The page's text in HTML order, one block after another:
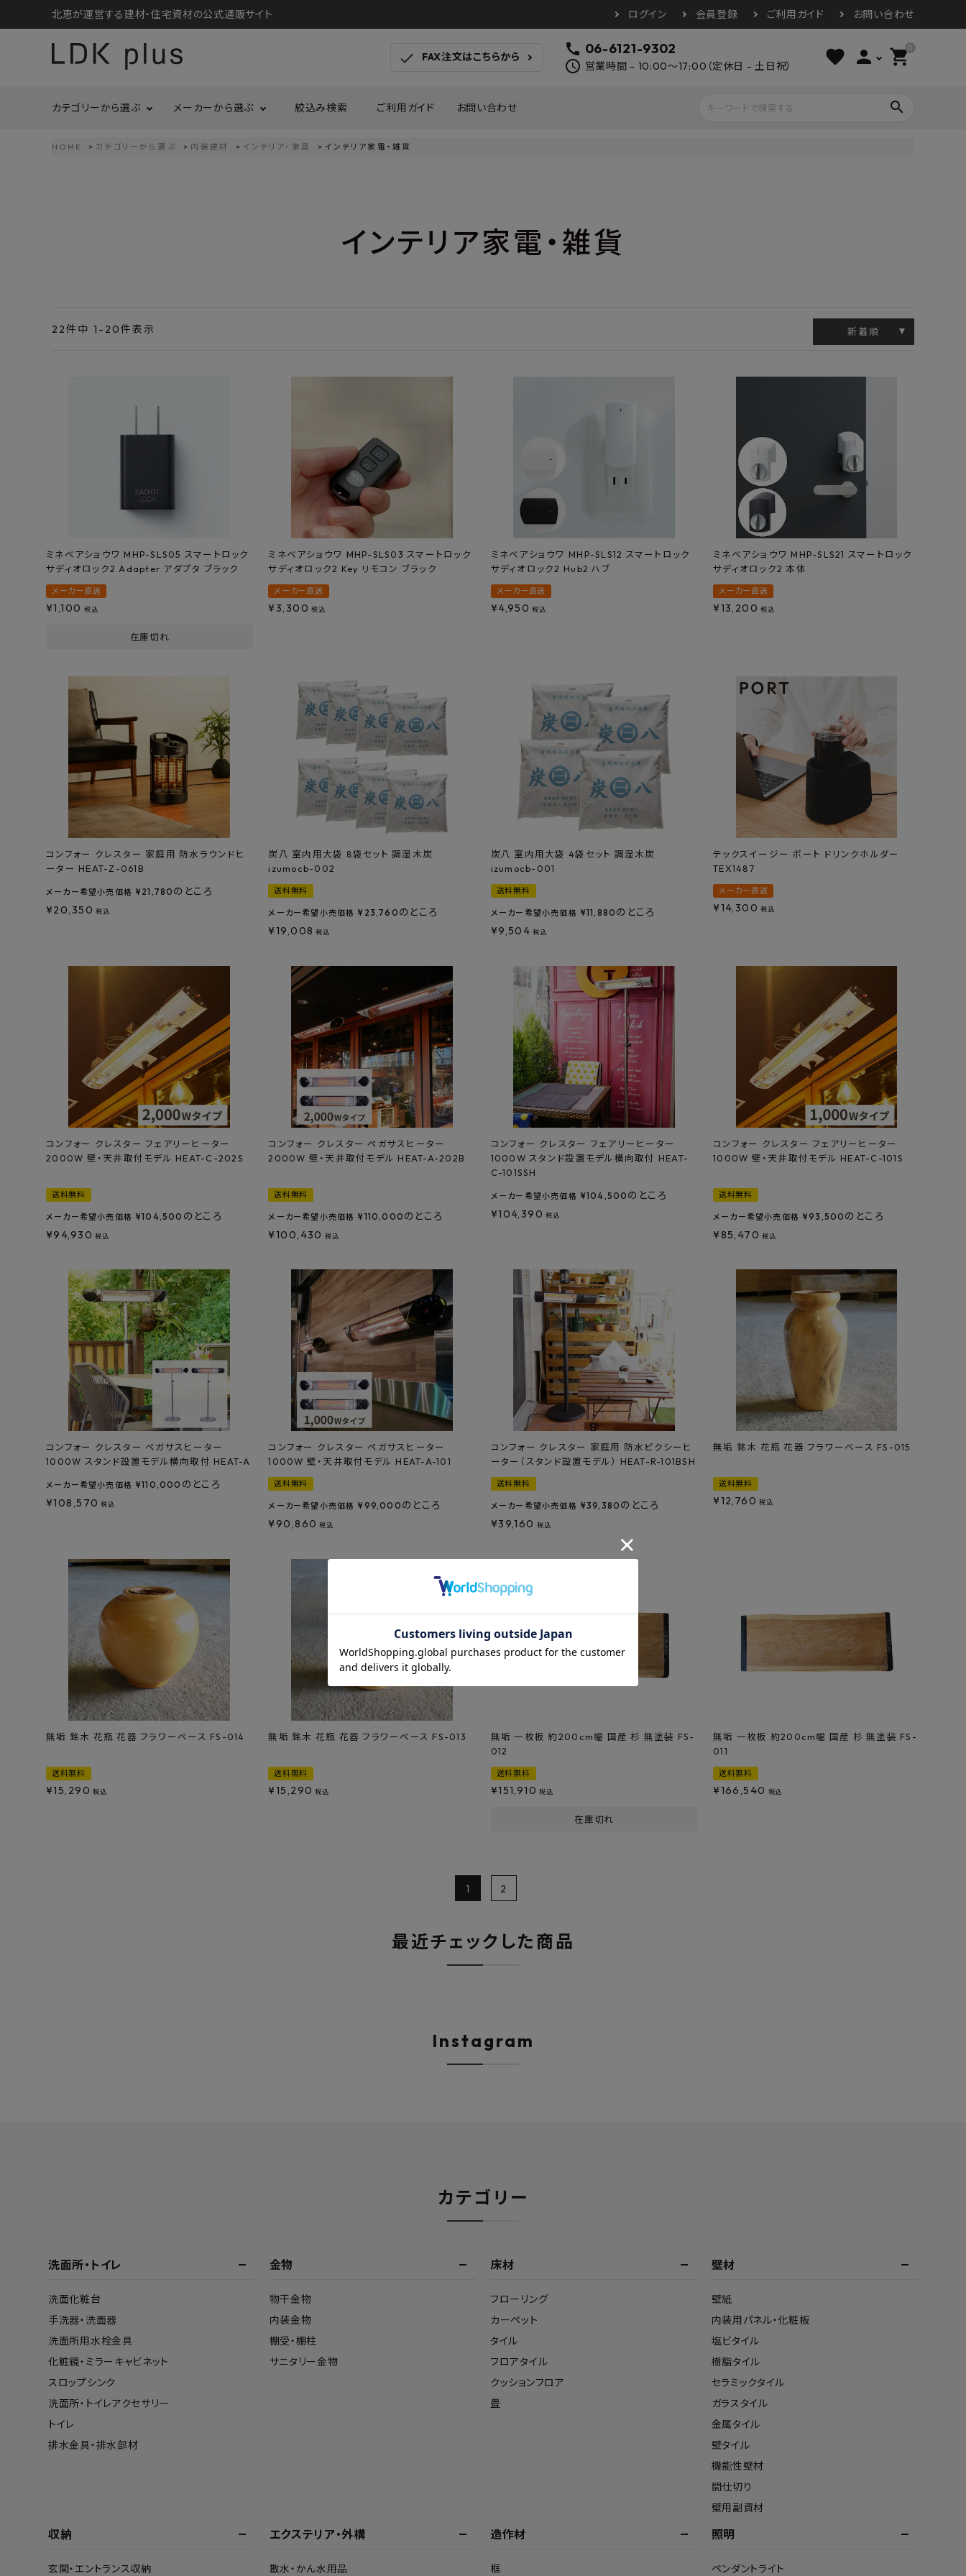
北恵が運営する建材・住宅資材の公式通販サイト ログイン 会員登録 ご利用ガイド お問い合わせ
check FAX注文はこちらから call 06-6121-9302
schedule 営業時間 - 10:00～17:00（定休日 - 土日祝） favorite person 0
shopping_cart
カテゴリーから選ぶ メーカーから選ぶ
カツデン タカラ産業 藤山
ナスタ 川口技研 オモイオ
吉桂
その他ブランド
絞込み検索 ご利用ガイド お問い合わせ search
お問い合わせ
メルマガ登録
プライバシーポリシー
HOME カテゴリーから選ぶ 内装建材 インテリア・家具 インテリア家電・雑貨
インテリア家電・雑貨
新着順
22件中 1 - 20件表示
ミネベアショウワ MHP-SLS05 スマートロック
サディオロック2 Adapter アダプタ ブラック
メーカー直送
¥1,100 税込
在庫切れ
ミネベアショウワ MHP-SLS03 スマートロック
サディオロック2 Key リモコン ブラック
メーカー直送
¥3,300 税込
ミネベアショウワ MHP-SLS12 スマートロック
サディオロック2 Hub2 ハブ
メーカー直送
¥4,950 税込
ミネベアショウワ MHP-SLS21 スマートロック
サディオロック2 本体
メーカー直送
¥13,200 税込
コンフォー クレスター 家庭用 防水ラウンドヒ
ーター HEAT-Z-061B
メーカー希望小売価格 ¥ 21,780 のところ
¥20,350 税込
炭八 室内用大袋 8袋セット 調湿木炭
izumocb-002
送料無料
メーカー希望小売価格 ¥ 23,760 のところ
¥19,008 税込
炭八 室内用大袋 4袋セット 調湿木炭
izumocb-001
送料無料
メーカー希望小売価格 ¥11,880 のところ
¥9,504 税込
テックスイージー ポート ドリンクホルダー
TEX1487
メーカー直送
¥14,300 税込
コンフォー クレスター フェアリーヒーター
2000W 壁・天井取付モデル HEAT-C-202S
送料無料
メーカー希望小売価格 ¥104,500 のところ
¥94,930 税込
コンフォー クレスター ペガサスヒーター
2000W 壁・天井取付モデル HEAT-A-202B
送料無料
メーカー希望小売価格 ¥ 110,000 のところ
¥100,430 税込
コンフォー クレスター フェアリーヒーター
1000W スタンド設置モデル横向取付 HEAT-
C-101SSH
メーカー希望小売価格 ¥104,500 のところ
¥104,390 税込
コンフォー クレスター フェアリーヒーター
1000W 壁・天井取付モデル HEAT-C-101S
送料無料
メーカー希望小売価格 ¥93,500 のところ
¥85,470 税込
コンフォー クレスター ペガサスヒーター
1000W スタンド設置モデル横向取付 HEAT-A
メーカー希望小売価格 ¥110,000 のところ
¥108,570 税込
コンフォー クレスター ペガサスヒーター
1000W 壁・天井取付モデル HEAT-A-101
送料無料
メーカー希望小売価格 ¥ 99,000 のところ
¥90,860 税込
コンフォー クレスター 家庭用 防水ピクシーヒ
ーター（スタンド設置モデル） HEAT-R-101BSH
送料無料
メーカー希望小売価格 ¥ 39,380 のところ
¥39,160 税込
無垢 銘木 花瓶 花器 フラワーベース FS-015
送料無料
¥12,760 税込
無垢 銘木 花瓶 花器 フラワーベース FS-014
送料無料
¥15,290 税込
無垢 銘木 花瓶 花器 フラワーベース FS-013
送料無料
¥15,290 税込
無垢 一枚板 約200cm幅 国産 杉 無塗装 FS-
012
送料無料
¥151,910 税込
在庫切れ
無垢 一枚板 約200cm幅 国産 杉 無塗装 FS-
011
送料無料
¥166,540 税込
1 2
最近チェックした商品
Instagram
カテゴリー
洗面所・トイレ
洗面化粧台
手洗器・洗面器
洗面所用水栓金具
化粧鏡・ミラーキャビネット
スロップシンク
洗面所・トイレアクセサリー
トイレ
排水金具・排水部材
金物
物干金物
内装金物
棚受・棚柱
サニタリー金物
床材
フローリング
カーペット
タイル
フロアタイル
クッションフロア
畳
壁材
壁紙
内装用パネル・化粧板
塩ビタイル
樹脂タイル
セラミックタイル
ガラスタイル
金属タイル
壁タイル
機能性壁材
間仕切り
壁用副資材
収納
玄関・エントランス収納
エクステリア・外構
散水・かん水用品
造作材
框
照明
ペンダントライト